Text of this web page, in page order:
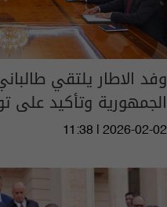
وفد الاطار يلتقي
الجمهورية وتأكيد على
11:38 | 2026-02-02